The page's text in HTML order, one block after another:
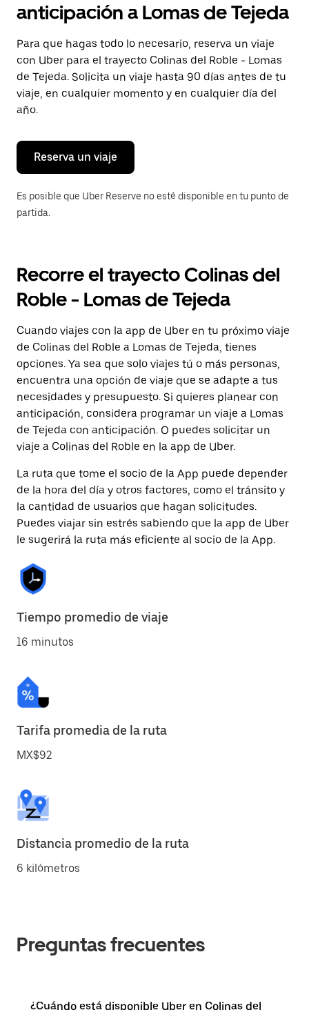
y
selecciona
una
fecha.
Presiona
la
tecla Esc
para
cerrar
calendario.
anticipación a Lomas de Tejeda
Para que hagas todo lo necesario, reserva un viaje
con Uber para el trayecto Colinas del Roble - Lomas
de Tejeda. Solicita un viaje hasta 90 días antes de tu
viaje, en cualquier momento y en cualquier día del
año.
Reserva un viaje
Es posible que Uber Reserve no esté disponible en tu punto de
partida.
Recorre el trayecto Colinas del
Roble - Lomas de Tejeda
Cuando viajes con la app de Uber en tu próximo viaje
de Colinas del Roble a Lomas de Tejeda, tienes
opciones. Ya sea que solo viajes tú o más personas,
encuentra una opción de viaje que se adapte a tus
necesidades y presupuesto. Si quieres planear con
anticipación, considera programar un viaje a Lomas
de Tejeda con anticipación. O puedes solicitar un
viaje a Colinas del Roble en la app de Uber.
La ruta que tome el socio de la App puede depender
de la hora del día y otros factores, como el tránsito y
la cantidad de usuarios que hagan solicitudes.
Puedes viajar sin estrés sabiendo que la app de Uber
le sugerirá la ruta más eficiente al socio de la App.
Tiempo promedio de viaje
16 minutos
Tarifa promedia de la ruta
MX$92
Distancia promedio de la ruta
6 kilómetros
Preguntas frecuentes
¿Cuándo está disponible Uber en Colinas del